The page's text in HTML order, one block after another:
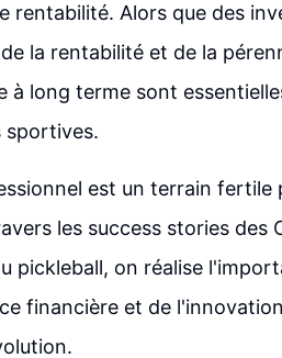
rentabilité. Alors que des
la rentabilité et de la
à long terme sont
sportives.
est un terrain fertile
les success stories des
pickleball, on réalise
financière et de